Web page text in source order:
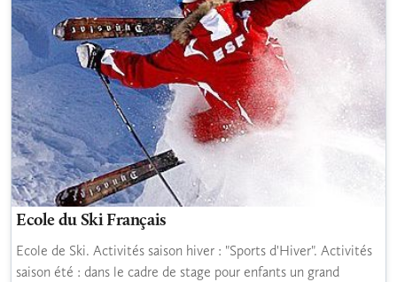
Ecole du Ski Français
Ecole de Ski. Activités saison hiver : "Sports d'Hiver". Activités
saison été : dans le cadre de stage pour enfants un grand